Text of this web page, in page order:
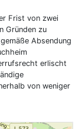
Frist von zwei
Gründen zu
Absendung
erlischt
von weniger